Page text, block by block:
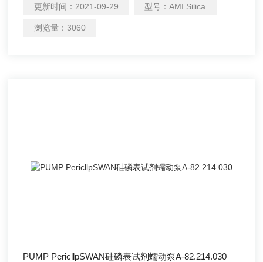
更新时间： 2021-09-29 型号：AMI Silica
浏览量： 3060
PUMP PericllpSWAN硅磷表试剂蠕动泵A-82.214.030